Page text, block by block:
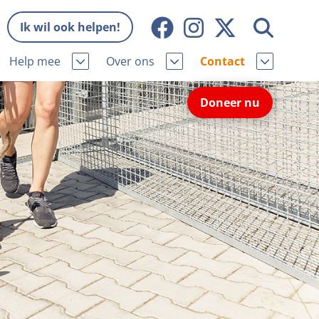
Ik wil ook helpen!
Help mee Over ons
Missie en visie
Wat wij doen
Onze organisatie
Samenwerking
Bekende vrienden
Jaarverslag
Vacatures
Donateursmagazine Hond
Contact
Contactgegevens
Pers
Nieuws
Veelgestelde vragen
Melding hondenleed
Nieuwsbrief
Incassodata
Doneer nu